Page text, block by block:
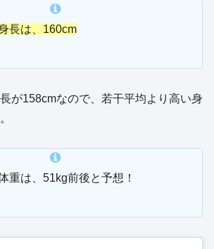
長は、160cm
が158cmなので、若干平均より高い身
重は、51kg前後と予想！